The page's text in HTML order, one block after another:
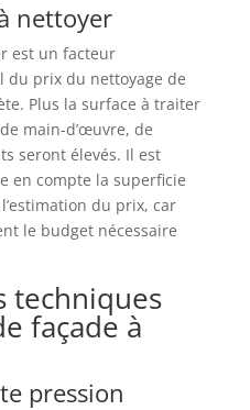
nettoyer
est un facteur
du prix du nettoyage de
Plus la surface à traiter
main-d’œuvre, de
seront élevés. Il est
en compte la superficie
du prix, car
le budget nécessaire
techniques
façade à
pression